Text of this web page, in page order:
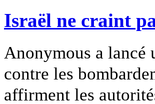
Israël ne craint
Anonymous a lancé
contre les
affirment les